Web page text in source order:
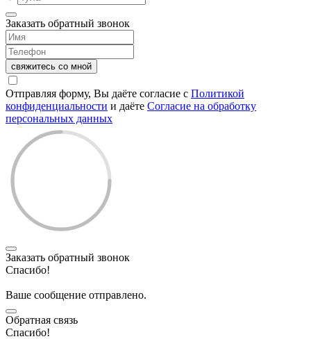
Заказать обратный звонок
свяжитесь со мной
Отправляя форму, Вы даёте согласие с Политикой
конфиденциальности и даёте Согласие на обработку
персональных данных
Заказать обратный звонок
Спасибо!
Ваше сообщение отправлено.
Обратная связь
Спасибо!